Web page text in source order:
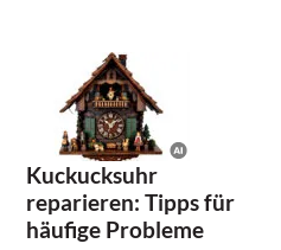
Kuckucksuhr
reparieren: Tipps für
häufige Probleme